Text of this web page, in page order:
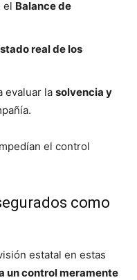
el Balance de
real de los
evaluar la solvencia y
el control
como
estatal en estas
un control meramente